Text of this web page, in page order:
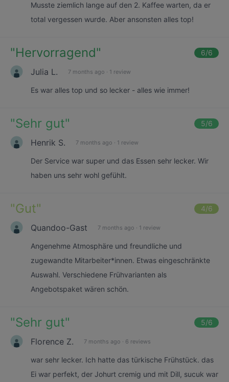
Musste ziemlich lange auf den 2. Kaffee warten, da er
total vergessen wurde. Aber ansonsten alles top!
"Hervorragend" 6/6
Julia L. 7 months ago · 1 review
Es war alles top und so lecker - alles wie immer!
"Sehr gut" 5/6
Henrik S. 7 months ago · 1 review
Der Service war super und das Essen sehr lecker. Wir
haben uns sehr wohl gefühlt.
"Gut" 4/6
Quandoo-Gast 7 months ago · 1 review
Angenehme Atmosphäre und freundliche und
zugewandte Mitarbeiter*innen. Etwas eingeschränkte
Auswahl. Verschiedene Frühvarianten als
Angebotspaket wären schön.
"Sehr gut" 5/6
Florence Z. 7 months ago · 6 reviews
war sehr lecker. Ich hatte das türkische Frühstück. das
Ei war perfekt, der Johurt cremig und mit Dill, sucuk war